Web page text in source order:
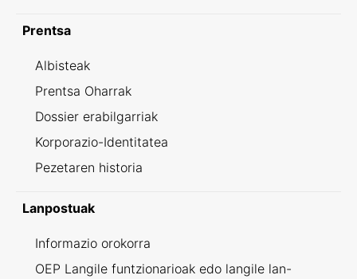
Prentsa
Albisteak
Prentsa Oharrak
Dossier erabilgarriak
Korporazio-Identitatea
Pezetaren historia
Lanpostuak
Informazio orokorra
OEP Langile funtzionarioak edo langile lan-